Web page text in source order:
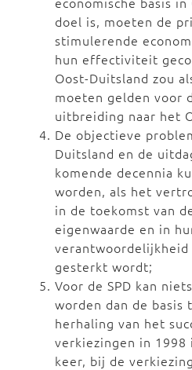
doel is, moeten de
stimulerende
hun effectiviteit
Oost-Duitsland zou
moeten gelden voor
uitbreiding naar het
De objectieve
Duitsland en de
komende decennia
worden, als het
in de toekomst van
eigenwaarde en in
gesterkt wordt;
Voor de SPD kan
worden dan de basis
herhaling van het
verkiezingen in
keer, bij de